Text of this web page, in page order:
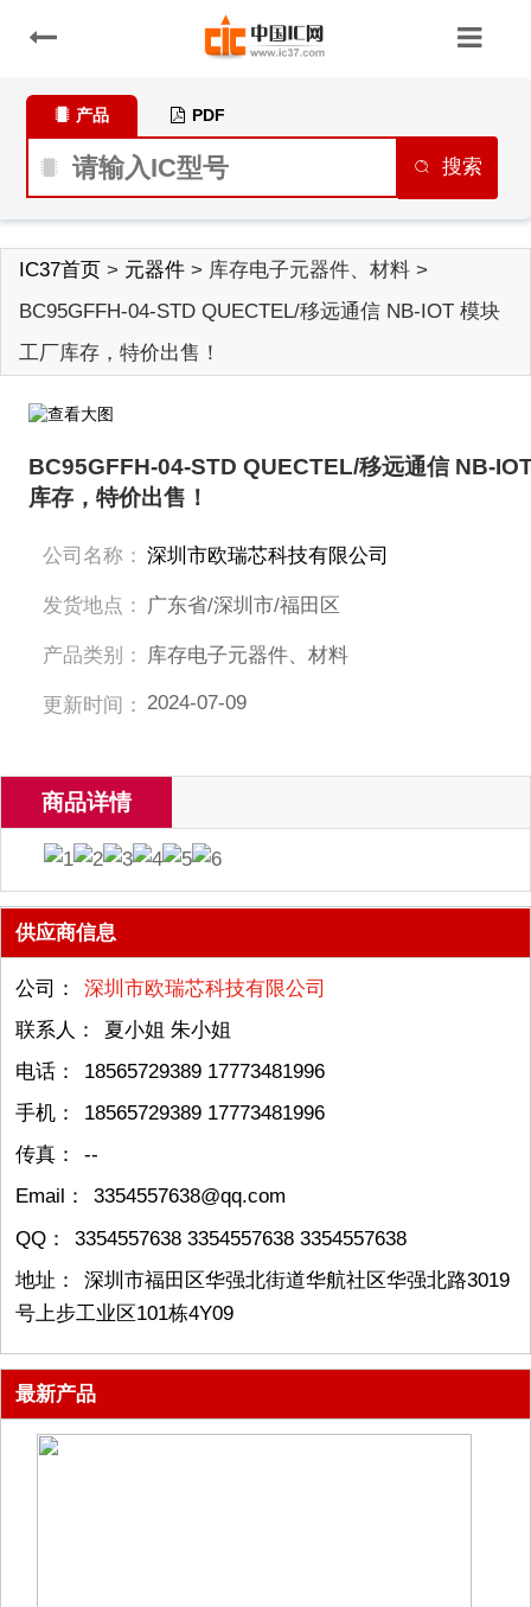
产品 PDF
搜索
IC37首页 > 元器件> 库存电子元器件、材料 >
BC95GFFH-04-STD QUECTEL/移远通信 NB-IOT 模块
工厂库存，特价出售！
BC95GFFH-04-STD QUECTEL/移远通信 NB-
库存，特价出售！
公司名称： 深圳市欧瑞芯科技有限公司
发货地点： 广东省/深圳市/福田区
产品类别： 库存电子元器件、材料
更新时间： 2024-07-09
商品详情
供应商信息
公司：
深圳市欧瑞芯科技有限公司
联系人：
夏小姐 朱小姐
电话：
18565729389 17773481996
手机：
18565729389 17773481996
传真：
--
Email：
3354557638@qq.com
QQ：
3354557638 3354557638 3354557638
地址：
深圳市福田区华强北街道华航社区华强北路3019
号上步工业区101栋4Y09
最新产品